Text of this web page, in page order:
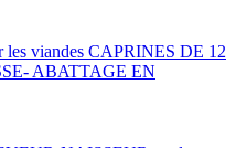
viandes CAPRINES DE 12
ABATTAGE EN